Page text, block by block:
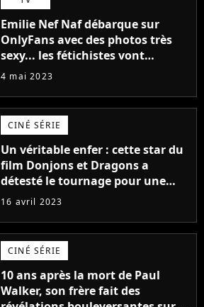
Emilie Nef Naf débarque sur
OnlyFans avec des photos très
sexy... les fétichistes vont
prendre leur pied !
4 mai 2023
CINÉ SÉRIE
Un véritable enfer : cette star du
film Donjons et Dragons a
détesté le tournage pour une
raison très spéciale
16 avril 2023
CINÉ SÉRIE
10 ans après la mort de Paul
Walker, son frère fait des